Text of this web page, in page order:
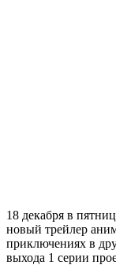
18 декабря в
новый трейлер
приключениях в
выхода 1 серии